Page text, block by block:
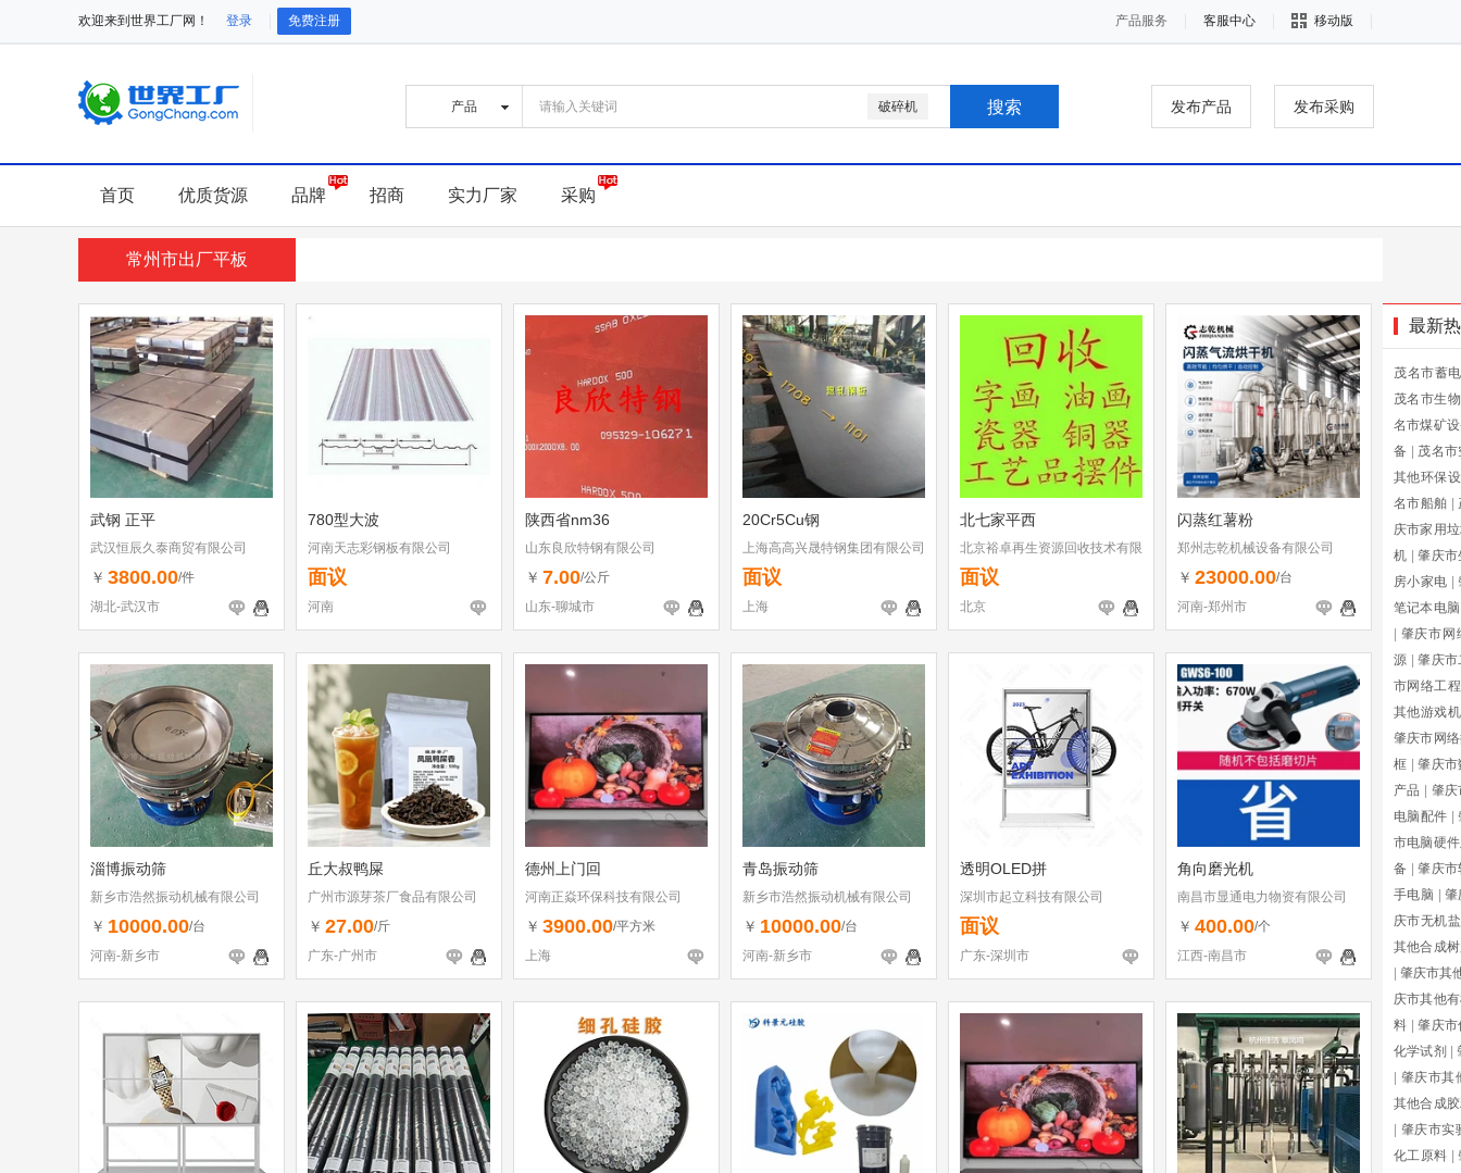
欢迎来到世界工厂网！ 登录 免费注册 产品服务 客服中心 移动版
破碎机 发布产品 发布采购
首页 优质货源 品牌 招商 实力厂家 采购
常州市出厂平板
武钢 正平
武汉恒辰久泰商贸有限公司
￥ 3800.00/件
湖北-武汉市
780型大波
河南天志彩钢板有限公司
面议
河南
陕西省nm36
山东良欣特钢有限公司
￥ 7.00/公斤
山东-聊城市
20Cr5Cu钢
上海高高兴晟特钢集团有限公司
面议
上海
北七家平西
北京裕卓再生资源回收技术有限
公司
面议
北京
闪蒸红薯粉
郑州志乾机械设备有限公司
￥ 23000.00/台
河南-郑州市
淄博振动筛
新乡市浩然振动机械有限公司
￥ 10000.00/台
河南-新乡市
丘大叔鸭屎
广州市源芽茶厂食品有限公司
￥ 27.00/斤
广东-广州市
德州上门回
河南正焱环保科技有限公司
￥ 3900.00/平方米
上海
青岛振动筛
新乡市浩然振动机械有限公司
￥ 10000.00/台
河南-新乡市
透明OLED拼
深圳市起立科技有限公司
面议
广东-深圳市
角向磨光机
南昌市显通电力物资有限公司
￥ 400.00/个
江西-南昌市
最新
茂名市蓄
茂名市生
名市煤矿
备
茂名
其他环保
名市船舶
庆市家用
机
肇庆市
房小家电
笔记本电脑
肇庆市网
源
肇庆市
市网络工程
其他游戏
肇庆市网
框
肇庆市
产品
肇庆
电脑配件
市电脑硬
备
肇庆市
手电脑
肇
庆市无机盐
其他合成
肇庆市其
庆市其他
料
肇庆市
化学试剂
肇庆市其
其他合成
肇庆市实
化工原料